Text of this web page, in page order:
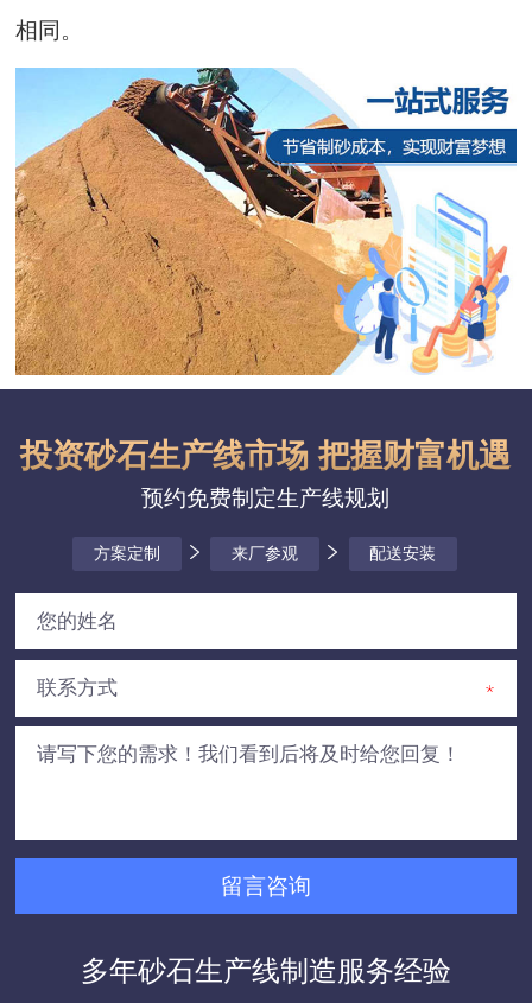
相同。
投资砂石生产线市场 把握财富机遇
预约免费制定生产线规划
方案定制 来厂参观 配送安装
多年砂石生产线制造服务经验